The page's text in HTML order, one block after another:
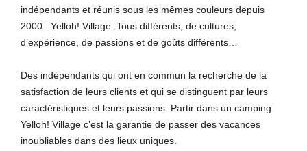
indépendants et réunis sous les mêmes couleurs depuis
2000 : Yelloh! Village. Tous différents, de cultures,
d’expérience, de passions et de goûts différents…
Des indépendants qui ont en commun la recherche de la
satisfaction de leurs clients et qui se distinguent par leurs
caractéristiques et leurs passions. Partir dans un camping
Yelloh! Village c’est la garantie de passer des vacances
inoubliables dans des lieux uniques.